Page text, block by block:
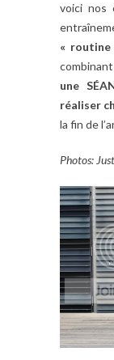
voici nos
« routine
une
réaliser
la fin de
Photos: